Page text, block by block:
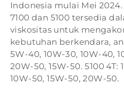
Indonesia mulai Mei
7100 dan 5100 tersedia
viskositas untuk
kebutuhan berkendara,
5W-40, 10W-30, 10W-40,
20W-50, 15W-50. 5100 4T:
10W-50, 15W-50, 20W-50.